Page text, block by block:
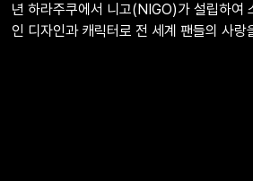
년 하라주쿠에서 니고(NIGO)가 설립하여
인 디자인과 캐릭터로 전 세계 팬들의 사랑